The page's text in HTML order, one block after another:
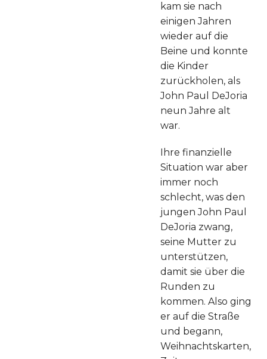
kam sie nach
einigen Jahren
wieder auf die
Beine und konnte
die Kinder
zurückholen, als
John Paul DeJoria
neun Jahre alt
war.
Ihre finanzielle
Situation war aber
immer noch
schlecht, was den
jungen John Paul
DeJoria zwang,
seine Mutter zu
unterstützen,
damit sie über die
Runden zu
kommen. Also ging
er auf die Straße
und begann,
Weihnachtskarten,